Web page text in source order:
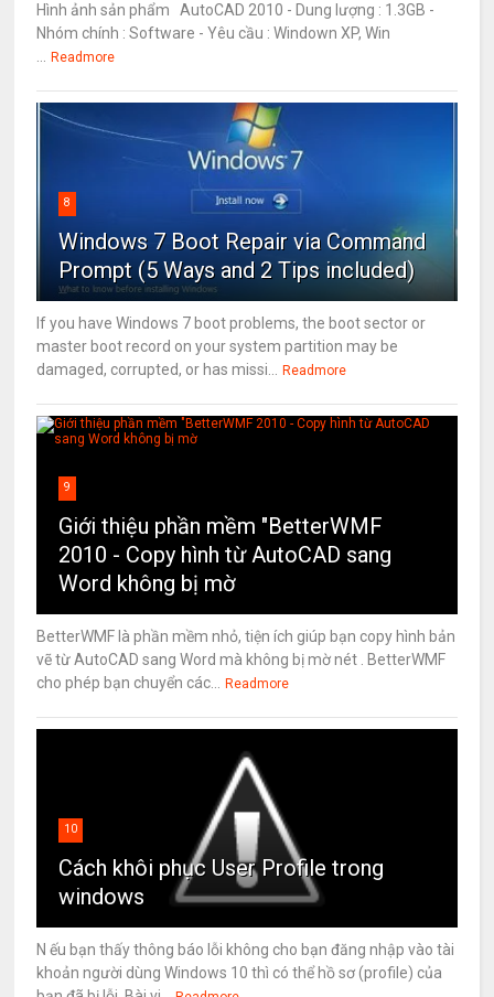
Hình ảnh sản phẩm AutoCAD 2010 - Dung lượng : 1.3GB -
Nhóm chính : Software - Yêu cầu : Windown XP, Win
... Readmore
8
Windows 7 Boot Repair via Command
Prompt (5 Ways and 2 Tips included)
If you have Windows 7 boot problems, the boot sector or
master boot record on your system partition may be
damaged, corrupted, or has missi... Readmore
9
Giới thiệu phần mềm "BetterWMF
2010 - Copy hình từ AutoCAD sang
Word không bị mờ
BetterWMF là phần mềm nhỏ, tiện ích giúp bạn copy hình bản
vẽ từ AutoCAD sang Word mà không bị mờ nét . BetterWMF
cho phép bạn chuyển các... Readmore
10
Cách khôi phục User Profile trong
windows
N ếu bạn thấy thông báo lỗi không cho bạn đăng nhập vào tài
khoản người dùng Windows 10 thì có thể hồ sơ (profile) của